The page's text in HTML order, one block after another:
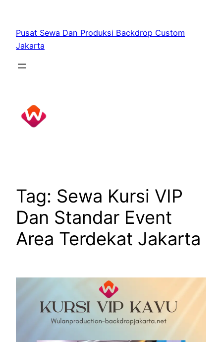
content
Pusat Sewa Dan Produksi Backdrop Custom
Jakarta
Tag: Sewa Kursi VIP
Dan Standar Event
Area Terdekat Jakarta